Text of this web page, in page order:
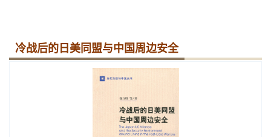
冷战后的日美同盟与中国周边安全